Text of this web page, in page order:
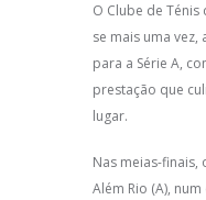
O Clube de Ténis
se mais uma
para a Série A,
prestação que
lugar.
Nas meias-finais,
Além Rio (A),